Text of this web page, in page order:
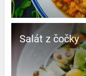
Salát z čočky